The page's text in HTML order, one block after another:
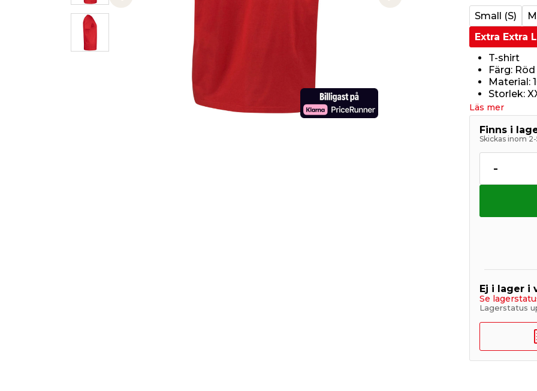
Previous slide Next slide
Small (S)
Extra Extra
T-shirt
Färg: Röd
Material:
Storlek:
Läs mer
Finns i
Skickas inom
-
Ej i lager i
Se
Lagerstatus